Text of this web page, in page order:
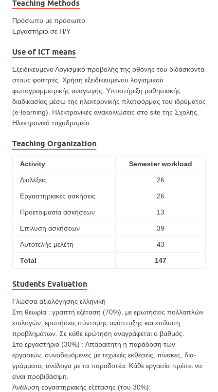
Teaching Methods
Πρόσωπο με πρόσωπο
Εργαστήριο σε Η/Υ
Use of ICT means
Εξειδικευμένο Λογισμικό προβολής της οθόνης του διδά­σκοντα
στους φοιτητές. Χρήση εξειδικευμένου λογι­σμικού
φωτογραμμετρικής αναγωγής. Υποστήριξη μαθησιακής
διαδικασίας μέσω της ηλεκτρονικής πλατφόρμας του ιδρύματος
(e-learning). Ηλεκτρονικές ανακοινώσεις στο site της Σχολής.
Ηλεκτρονικό ταχυδρομείο.
Teaching Organization
Activity Semester workload
Διαλέξεις 26
Εργαστηριακές ασκήσεις 26
Προετοιμασία ασκήσεων 13
Επίλυση ασκήσεων 39
Αυτοτελής μελέτη 43
Total 147
Students Evaluation
Γλώσσα αξιολόγησης ελληνική
Στη θεωρία : γραπτή εξέταση (70%), με ερωτήσεις πολλα­πλών
επιλογών, ερωτήσεις σύντομης ανάπτυξης και επίλυ­ση
προβλημάτων. Σε κάθε ερώτηση αναγράφεται ο βαθμός.
Στο εργαστήριο (30%) : Απαραίτητη η παράδοση των
εργασιών, συνο­δευόμενες με τεχνικές εκθέσεις, πίνακες, δια­
γράμ­μα­τα, ανάλογα με τα παραδοτέα. Κάθε εργασία πρέπει να
είναι προβιβάσιμη.
Ανάλυση εργαστηριακής εξέτασης (του 30%):